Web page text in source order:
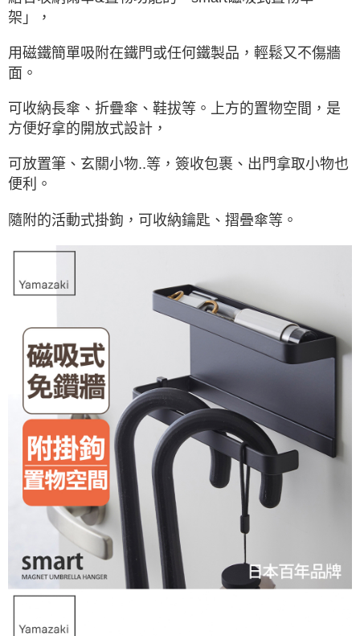
架」，
用磁鐵簡單吸附在鐵門或任何鐵製品，輕鬆又不傷牆
面。
可收納長傘、折疊傘、鞋拔等。
上方的置物空間，是
方便好拿的開放式設計，
可放置筆、玄關小物..等，簽收包裹、出門拿取小物也
便利。
隨附的活動式掛鉤，可收納鑰匙、摺曡傘等。